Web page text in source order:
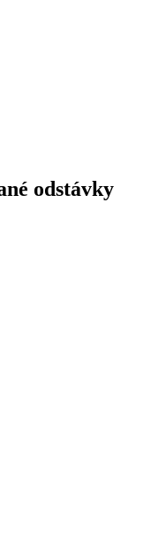
odstávky